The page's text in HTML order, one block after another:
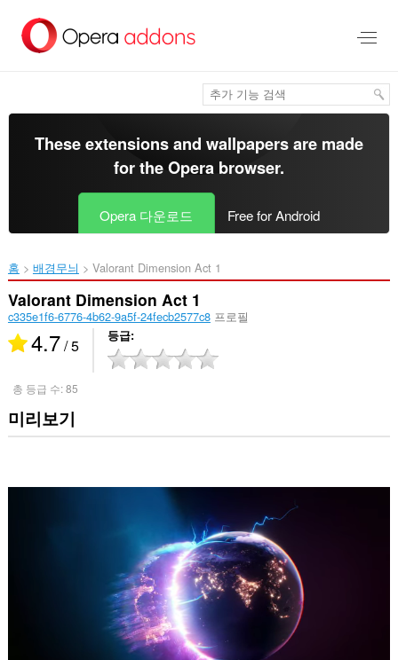
건
These extensions and wallpapers are made
for theOpera browser.
Opera 다운로드 Free for Android
홈 배경무늬 Valorant Dimension Act 1‎
Valorant Dimension Act 1
c335e1f6-6776-4b62-9a5f-24fecb2577c8프로필
4.7/ 5 등급
총 등급 수:85
미리보기